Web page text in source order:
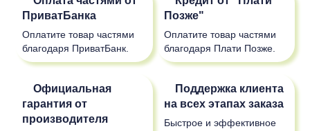
ПриватБанка
Оплатите товар частями
благодаря ПриватБанк.
Позже"
Оплатите товар частями
благодаря Плати Позже.
Официальная
гарантия от
производителя
Поддержка клиента
на всех этапах заказа
Быстрое и эффективное